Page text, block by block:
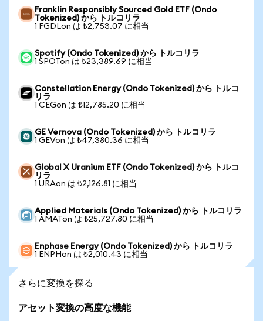
Franklin Responsibly Sourced Gold ETF (Ondo
Tokenized) から トルコリラ
1 FGDLon は ₺2,753.07 に相当
Spotify (Ondo Tokenized) から トルコリラ
1 SPOTon は ₺23,389.69 に相当
Constellation Energy (Ondo Tokenized) から トルコ
リラ
1 CEGon は ₺12,785.20 に相当
GE Vernova (Ondo Tokenized) から トルコリラ
1 GEVon は ₺47,380.36 に相当
Global X Uranium ETF (Ondo Tokenized) から トルコ
リラ
1 URAon は ₺2,126.81 に相当
Applied Materials (Ondo Tokenized) から トルコリラ
1 AMATon は ₺25,727.80 に相当
Enphase Energy (Ondo Tokenized) から トルコリラ
1 ENPHon は ₺2,010.43 に相当
さらに変換を探る
アセット変換の高度な機能